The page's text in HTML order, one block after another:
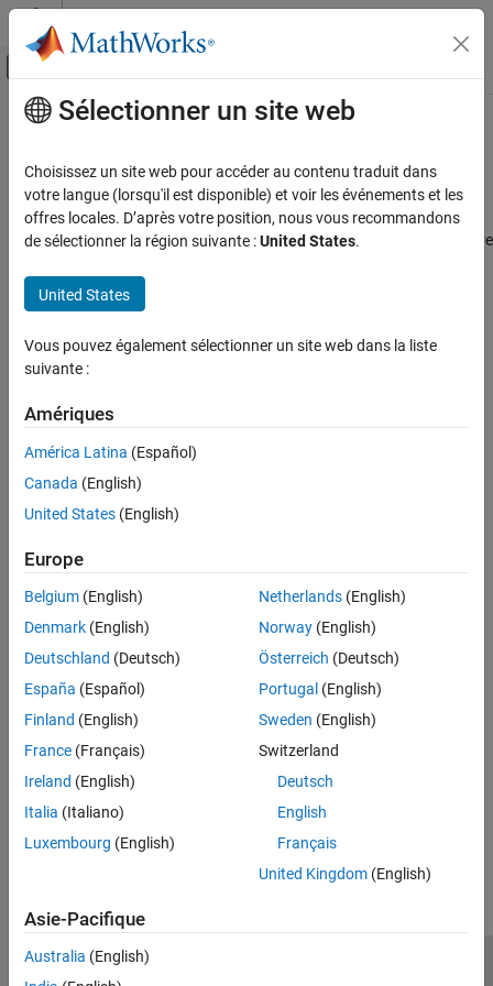
Passer au contenu
Activer/désactiver l'affichage du menu
Accueil de la documentation
Polling time (in seconds)
ON THIS PAGE
Dependencies
Settings
Programmatic Use
Version History
Contenu principal
Polling time (in seconds)
XCP-based polling time forSimulinkmodels in external mode
Since R2024b
Model Configuration Pane:Hardware Implementation / Hardware
Description
Set the XCP-based polling time for Simulink®models in external
mode.
Dependencies
To enable this parameter, set
Manually.
2
Default: 2
Programmatic Use
No programmatic use is available.
Version History
Introduced in R2024b
How useful was this information?
Sélectionner un site web
Choisissez un site web pour accéder au contenu traduit dans
votre langue (lorsqu'il est disponible) et voir les événements et les
offres locales. D’après votre position, nous vous recommandons
de sélectionner la région suivante :United States.
United States
Vous pouvez également sélectionner un site web dans la liste
suivante :
Amériques
América Latina (Español)
Canada (English)
United States (English)
Europe
Belgium (English)
Denmark (English)
Deutschland (Deutsch)
España (Español)
Finland (English)
France (Français)
Ireland (English)
Italia (Italiano)
Luxembourg (English)
Netherlands(English)
Norway(English)
Österreich (Deutsch)
Portugal (English)
Sweden (English)
Switzerland
Deutsch
English
Français
United Kingdom(English)
Asie-Pacifique
Australia (English)